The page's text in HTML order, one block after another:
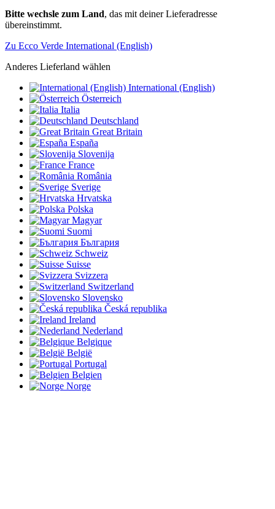
Bitte wechsle zum Land, das mit deiner Lieferadresse
übereinstimmt.
Zu Ecco Verde International (English)
Anderes Lieferland wählen
International (English)
Österreich
Italia
Deutschland
Great Britain
España
Slovenija
France
România
Sverige
Hrvatska
Polska
Magyar
Suomi
България
Schweiz
Suisse
Svizzera
Switzerland
Slovensko
Česká republika
Ireland
Nederland
Belgique
België
Portugal
Belgien
Norge